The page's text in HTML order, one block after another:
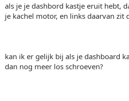
als je je dashbord kastje eruit hebt,
je kachel motor, en links daarvan zit
kan ik er gelijk bij als je dashboard
dan nog meer los schroeven?